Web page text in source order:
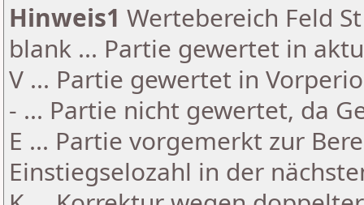
Hinweis1 Wertebereich Feld
blank ... Partie gewertet in
V ... Partie gewertet in
- ... Partie nicht gewertet, da
E ... Partie vorgemerkt zur
Einstiegselozahl in der